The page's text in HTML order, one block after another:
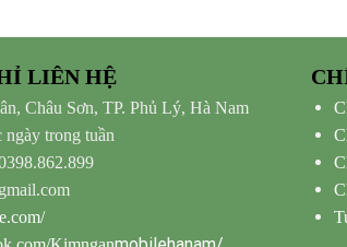
LIÊN HỆ
Châu Sơn, TP. Phủ Lý, Hà Nam
ngày trong tuần